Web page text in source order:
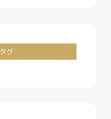
タグ